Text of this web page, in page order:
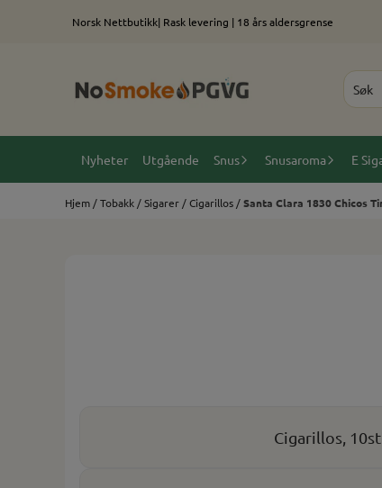
Hopp til innholdNorsk Nettbutikk| Rask levering | 18 års aldersgrense
Nyheter Utgående Snus Snusaroma E
Hjem /Tobakk /Sigarer /Cigarillos /Santa Clara 1830 Chicos
Cigarillos,